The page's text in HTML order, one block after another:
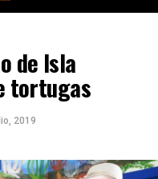
de Isla
tortugas
2019